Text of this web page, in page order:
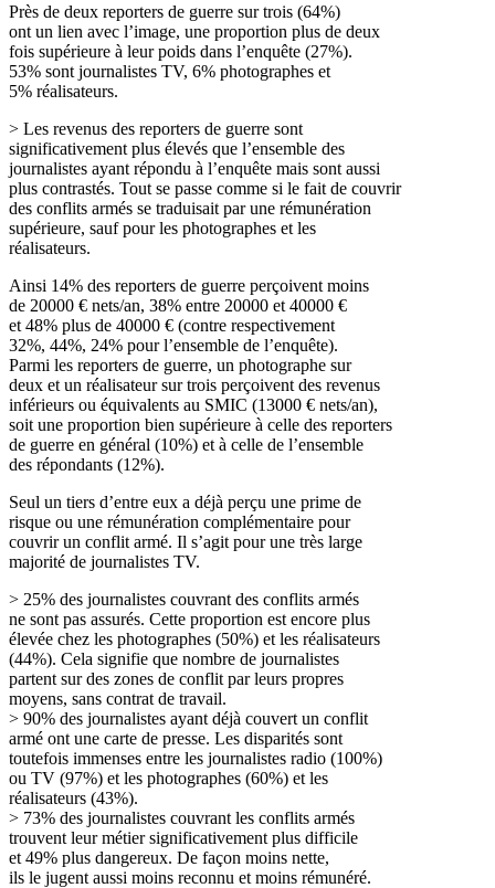
Près de deux reporters de guerre sur trois (64%)
ont un lien avec l’image, une proportion plus de deux
fois supérieure à leur poids dans l’enquête (27%).
53% sont journalistes TV, 6% photographes et
5% réalisateurs.
> Les revenus des reporters de guerre sont
significativement plus élevés que l’ensemble des
journalistes ayant répondu à l’enquête mais sont aussi
plus contrastés. Tout se passe comme si le fait de couvrir
des conflits armés se traduisait par une rémunération
supérieure, sauf pour les photographes et les
réalisateurs.
Ainsi 14% des reporters de guerre perçoivent moins
de 20000 € nets/an, 38% entre 20000 et 40000 €
et 48% plus de 40000 € (contre respectivement
32%, 44%, 24% pour l’ensemble de l’enquête).
Parmi les reporters de guerre, un photographe sur
deux et un réalisateur sur trois perçoivent des revenus
inférieurs ou équivalents au SMIC (13000 € nets/an),
soit une proportion bien supérieure à celle des reporters
de guerre en général (10%) et à celle de l’ensemble
des répondants (12%).
Seul un tiers d’entre eux a déjà perçu une prime de
risque ou une rémunération complémentaire pour
couvrir un conflit armé. Il s’agit pour une très large
majorité de journalistes TV.
> 25% des journalistes couvrant des conflits armés
ne sont pas assurés. Cette proportion est encore plus
élevée chez les photographes (50%) et les réalisateurs
(44%). Cela signifie que nombre de journalistes
partent sur des zones de conflit par leurs propres
moyens, sans contrat de travail.
> 90% des journalistes ayant déjà couvert un conflit
armé ont une carte de presse. Les disparités sont
toutefois immenses entre les journalistes radio (100%)
ou TV (97%) et les photographes (60%) et les
réalisateurs (43%).
> 73% des journalistes couvrant les conflits armés
trouvent leur métier significativement plus difficile
et 49% plus dangereux. De façon moins nette,
ils le jugent aussi moins reconnu et moins rémunéré.